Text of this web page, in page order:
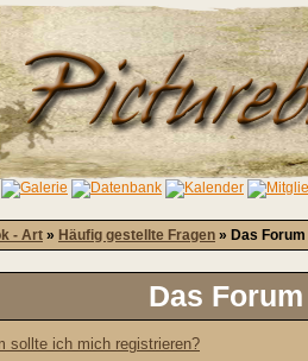
- Art » Häufig gestellte Fragen » Das
Das
sollte ich mich registrieren?